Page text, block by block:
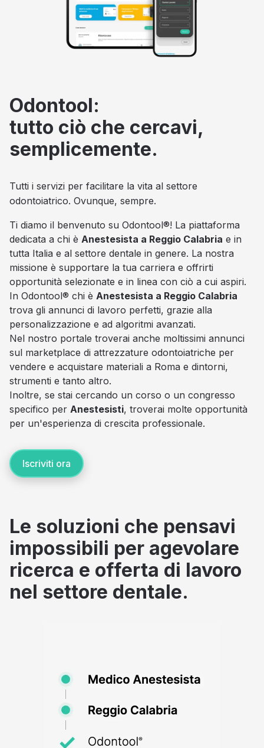
Odontool:
tutto ciò che cercavi,
semplicemente.
Tutti i servizi per facilitare la vita al settore
odontoiatrico. Ovunque, sempre.
Ti diamo il benvenuto su Odontool®! La piattaforma
dedicata a chi è Anestesista a Reggio Calabria e in
tutta Italia e al settore dentale in genere. La nostra
missione è supportare la tua carriera e offrirti
opportunità selezionate e in linea con ciò a cui aspiri.
In Odontool® chi è Anestesista a Reggio Calabria
trova gli annunci di lavoro perfetti, grazie alla
personalizzazione e ad algoritmi avanzati.
Nel nostro portale troverai anche moltissimi annunci
sul marketplace di attrezzature odontoiatriche per
vendere e acquistare materiali a Roma e dintorni,
strumenti e tanto altro.
Inoltre, se stai cercando un corso o un congresso
specifico per Anestesisti, troverai molte opportunità
per un'esperienza di crescita professionale.
Iscriviti ora
Le soluzioni che pensavi
impossibili per agevolare
ricerca e offerta di lavoro
nel settore dentale.